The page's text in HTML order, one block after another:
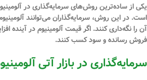
یکی از ساده‌ترین روش‌های سرمایه‌گذاری در
است. در این روش، سرمایه‌گذاران می‌توانند
آن را نگه‌داری کنند. اگر قیمت آلومینیوم در آینده
فروش رسانده و سود کسب کنند.
سرمایه‌گذاری در بازار آتی